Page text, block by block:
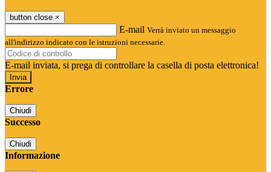
button close ×
E-mail Verrà inviato un messaggio
all'indirizzo indicato con le istruzioni necessarie.
E-mail inviata, si prega di controllare la casella di posta elettronica!
Errore
Chiudi
Successo
Chiudi
Informazione